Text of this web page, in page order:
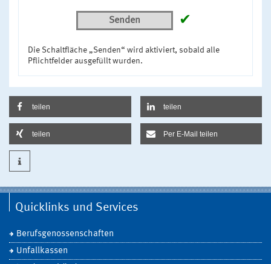
Senden ✔
Die Schaltfläche „Senden“ wird aktiviert, sobald alle
Pflichtfelder ausgefüllt wurden.
teilen teilen
teilen Per E-Mail teilen
Quicklinks und Services
Berufsgenossenschaften
Unfallkassen